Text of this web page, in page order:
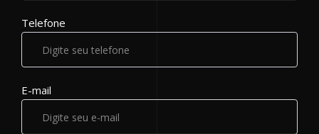
Telefone
E-mail